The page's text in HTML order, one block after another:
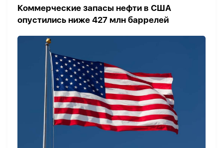
Коммерческие запасы нефти в США
опустились ниже 427 млн баррелей